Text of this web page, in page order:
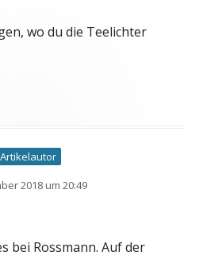
wo du die Teelichter
Artikelautor
2018 um 20:49
bei Rossmann. Auf der